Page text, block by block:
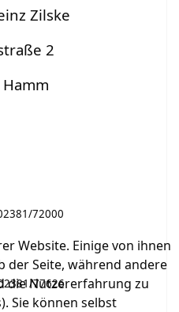
Zilske
2
72000
77626
Website. Einige von ihnen
der Seite, während andere
die Nutzererfahrung zu
Sie können selbst